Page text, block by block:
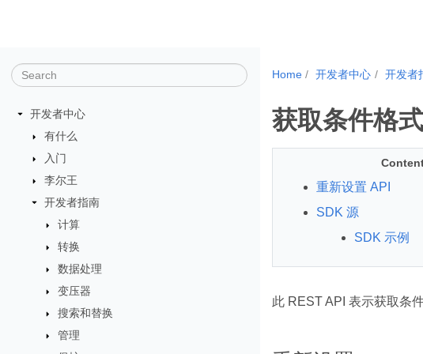
开发者中心
有什么
入门
李尔王
开发者指南
计算
转换
数据处理
变压器
搜索和替换
管理
Home 开发者中心 开发者
获取条件格式
重新设置 API
SDK 源
SDK 示例
此 REST API 表示获取条